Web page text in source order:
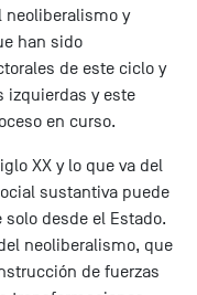
neoliberalismo y
han sido
de este ciclo y
izquierdas y este
en curso.
XX y lo que va del
sustantiva puede
desde el Estado.
neoliberalismo, que
de fuerzas